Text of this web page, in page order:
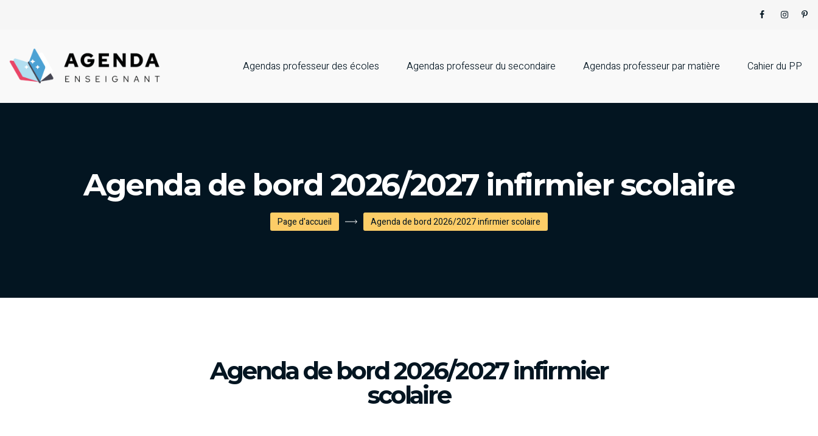
Agendas professeur des écoles Agendas professeur du secondaire Agendas professeur par matière Cahier du PP
Agenda de bord 2026/2027 infirmier scolaire
Page d'accueil Agenda de bord 2026/2027 infirmier scolaire
Agenda de bord 2026/2027 infirmier
scolaire